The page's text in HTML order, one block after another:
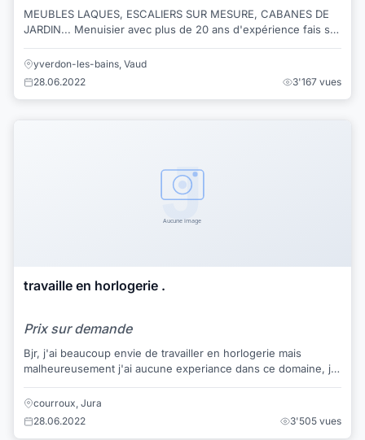
MEUBLES LAQUES, ESCALIERS SUR MESURE, CABANES DE
JARDIN... Menuisier avec plus de 20 ans d'expérience fais sur
yverdon-les-bains, Vaud
28.06.2022
3'167 vues
travaille en horlogerie .
Prix sur demande
Bjr, j'ai beaucoup envie de travailler en horlogerie mais
malheureusement j'ai aucune experiance dans ce domaine, je
cherche une entreprise qui me don...
courroux, Jura
28.06.2022
3'505 vues